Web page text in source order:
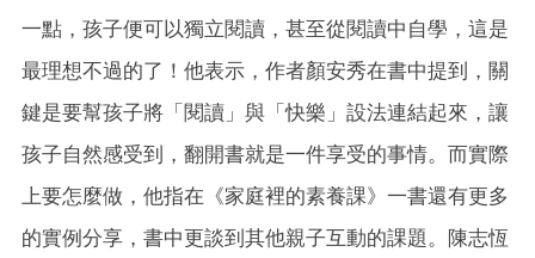
一點，孩子便可以獨立閱讀，甚至從閱讀中自學，這是
最理想不過的了！他表示，作者顏安秀在書中提到，關
鍵是要幫孩子將「閱讀」與「快樂」設法連結起來，讓
孩子自然感受到，翻開書就是一件享受的事情。而實際
上要怎麼做，他指在《家庭裡的素養課》一書還有更多
的實例分享，書中更談到其他親子互動的課題。陳志恆